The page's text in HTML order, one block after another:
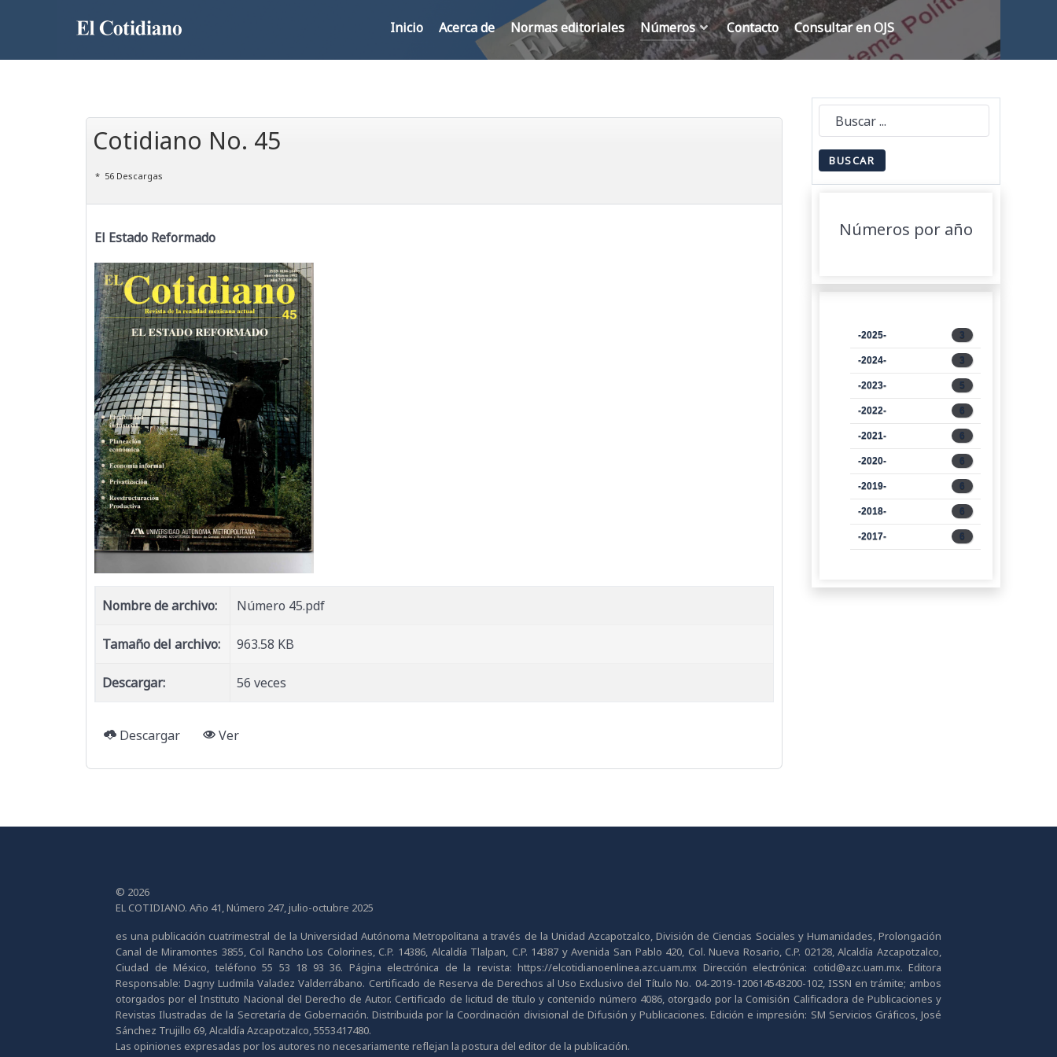
Inicio Acerca de Normas editoriales Números Contacto Consultar en OJS
Cotidiano No. 45
56 Descargas
El Estado Reformado
Nombre de archivo: Número 45.pdf
Tamaño del archivo: 963.58 KB
Descargar: 56 veces
Descargar Ver
Números por año
-2025- 3
-2024- 3
-2023- 5
-2022- 6
-2021- 6
-2020- 6
-2019- 6
-2018- 6
-2017- 6
© 2026
EL COTIDIANO. Año 41, Número 247, julio-octubre 2025
es una publicación cuatrimestral de la Universidad Autónoma Metropolitana a través de la Unidad Azcapotzalco, División de Ciencias Sociales y Humanidades, Prolongación
Canal de Miramontes 3855, Col Rancho Los Colorines, C.P. 14386, Alcaldía Tlalpan, C.P. 14387 y Avenida San Pablo 420, Col. Nueva Rosario, C.P. 02128, Alcaldía Azcapotzalco,
Ciudad de México, teléfono 55 53 18 93 36. Página electrónica de la revista: https://elcotidianoenlinea.azc.uam.mx Dirección electrónica: cotid@azc.uam.mx. Editora
Responsable: Dagny Ludmila Valadez Valderrábano. Certificado de Reserva de Derechos al Uso Exclusivo del Título No. 04-2019-120614543200-102, ISSN en trámite; ambos
otorgados por el Instituto Nacional del Derecho de Autor. Certificado de licitud de título y contenido número 4086, otorgado por la Comisión Calificadora de Publicaciones y
Revistas Ilustradas de la Secretaría de Gobernación. Distribuida por la Coordinación divisional de Difusión y Publicaciones. Edición e impresión: SM Servicios Gráficos, José
Sánchez Trujillo 69, Alcaldía Azcapotzalco, 5553417480.
Las opiniones expresadas por los autores no necesariamente reflejan la postura del editor de la publicación.